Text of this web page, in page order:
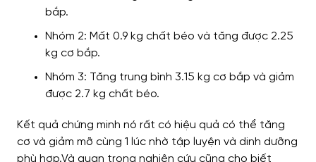
bắp.
Nhóm 2: Mất 0.9 kg chất béo và tăng được 2.25
kg cơ bắp.
Nhóm 3: Tăng trung bình 3.15 kg cơ bắp và giảm
được 2.7 kg chất béo.
Kết quả chứng minh nó rất có hiệu quả có thể tăng
cơ và giảm mỡ cùng 1 lúc nhờ tập luyện và dinh dưỡng
phù hợp.Và quan trọng nghiên cứu cũng cho biết